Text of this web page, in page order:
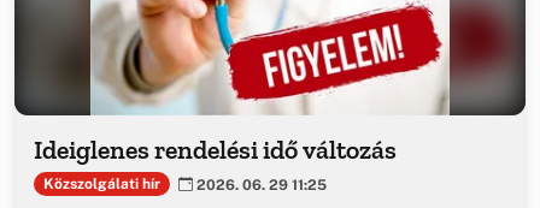
Ideiglenes rendelési idő változás
Közszolgálati hír 2026. 06. 29 11:25